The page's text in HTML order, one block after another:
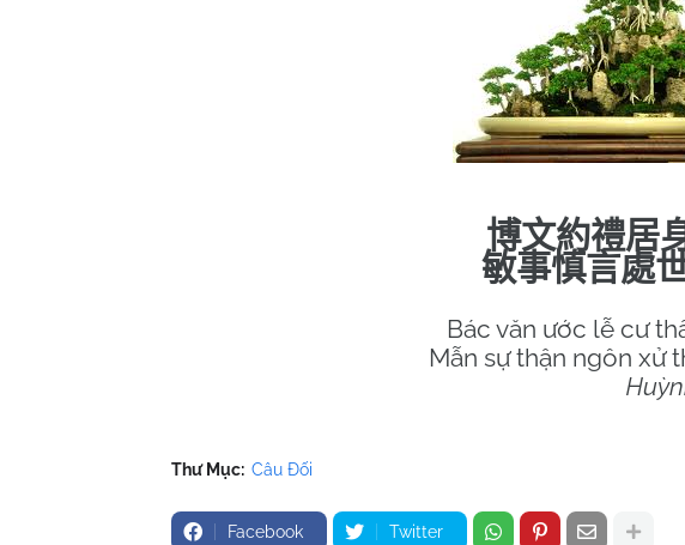
博文約禮居
敏事慎言處
Bác văn ước lễ cư
Mẫn sự thận ngôn xử
Thư Mục: Câu Đối
Facebook Twitter